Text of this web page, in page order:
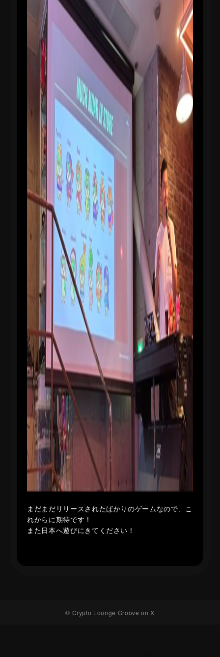
まだまだリリースされたばかりのゲームなので、こ
れからに期待です！
また日本へ遊びにきてください！
© Crypto Lounge Groove on X